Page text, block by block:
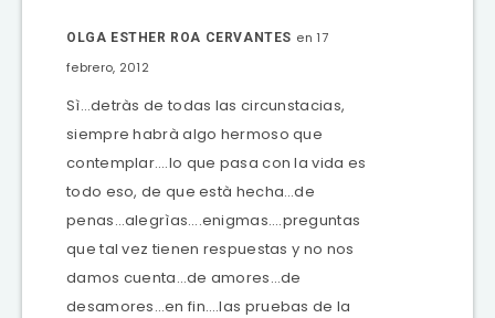
OLGA ESTHER ROA CERVANTES en 17
febrero, 2012
Sì…detràs de todas las circunstacias,
siempre habrà algo hermoso que
contemplar….lo que pasa con la vida es
todo eso, de que està hecha…de
penas…alegrìas….enigmas….preguntas
que tal vez tienen respuestas y no nos
damos cuenta…de amores…de
desamores…en fin….las pruebas de la